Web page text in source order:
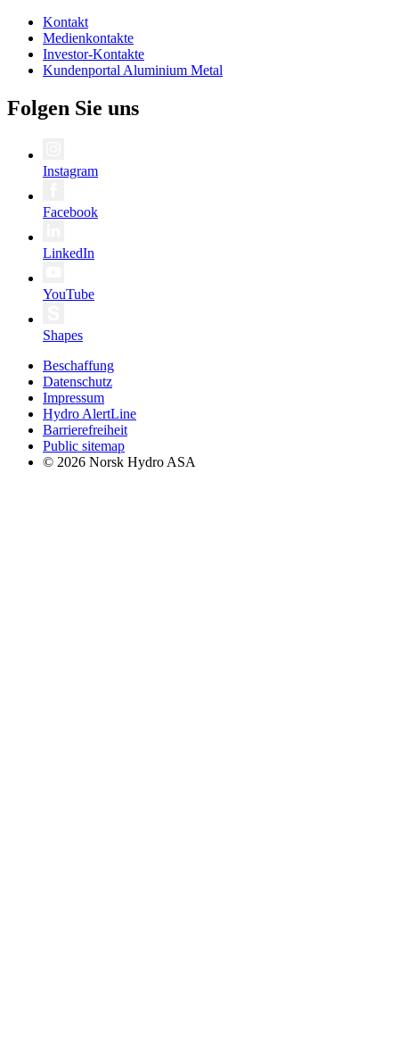
Kontakt
Medienkontakte
Investor-Kontakte
Kundenportal Aluminium Metal
Folgen Sie uns
Instagram
Facebook
LinkedIn
YouTube
Shapes
Beschaffung
Datenschutz
Impressum
Hydro AlertLine
Barrierefreiheit
Public sitemap
© 2026 Norsk Hydro ASA